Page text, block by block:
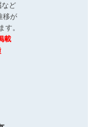
など
移が
。
載